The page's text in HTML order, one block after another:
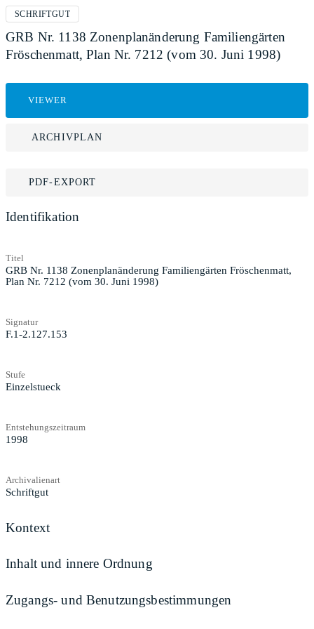
SCHRIFTGUT
GRB Nr. 1138 Zonenplanänderung Familiengärten
Fröschenmatt, Plan Nr. 7212 (vom 30. Juni 1998)
VIEWER
ARCHIVPLAN
PDF-EXPORT
Identifikation
Titel
GRB Nr. 1138 Zonenplanänderung Familiengärten Fröschenmatt,
Plan Nr. 7212 (vom 30. Juni 1998)
Signatur
F.1-2.127.153
Stufe
Einzelstueck
Entstehungszeitraum
1998
Archivalienart
Schriftgut
Kontext
Inhalt und innere Ordnung
Zugangs- und Benutzungsbestimmungen